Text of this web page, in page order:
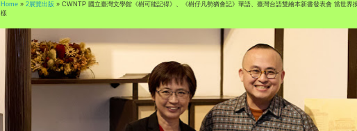
Home » 2展覽出版 » CWNTP 國立臺灣文學館《樹可能記得》、《樹仔凡勢猶會記》華語、臺灣台語雙繪本新書發表會 當世界
樣